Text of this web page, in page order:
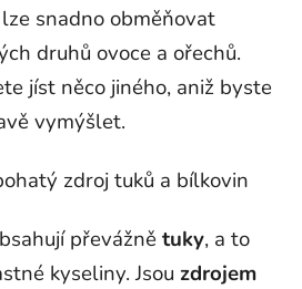
snadno obměňovat
druhů ovoce a ořechů.
jíst něco jiného, aniž byste
vymýšlet.
zdroj tuků a bílkovin
převážně tuky, a to
kyseliny. Jsou zdrojem